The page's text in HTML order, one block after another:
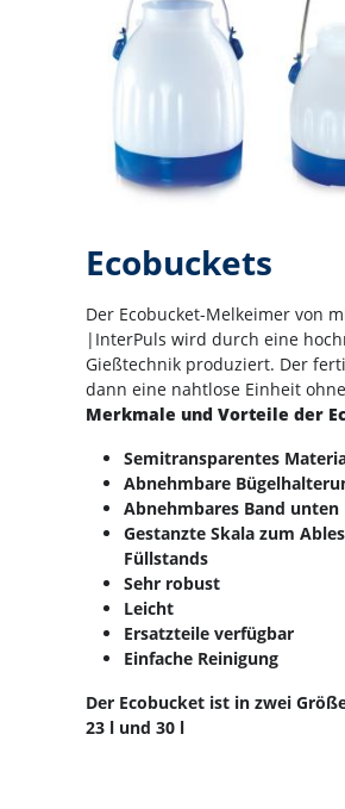
Ecobuckets
Der Ecobucket-Melkeimer von
|InterPuls wird durch eine
Gießtechnik produziert. Der
dann eine nahtlose Einheit
Merkmale und Vorteile der
Semitransparentes
Abnehmbare
Abnehmbares Band unten
Gestanzte Skala zum
Füllstands
Sehr robust
Leicht
Ersatzteile verfügbar
Einfache Reinigung
Der Ecobucket ist in zwei
23 l und 30 l